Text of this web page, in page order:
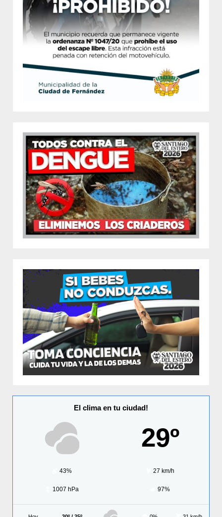
El clima en tu ciudad!
29º
43% 27 km/h
1007 hPa 97%